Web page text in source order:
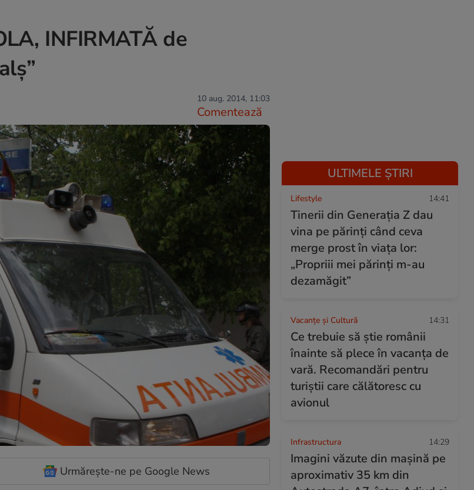
INFIRMATĂ de
10 aug. 2014, 11:03
Comentează
Urmărește-ne pe Google News
ULTIMELE ȘTIRI
Lifestyle 14:41
Tinerii din Generația Z dau
vina pe părinți când ceva
merge prost în viața lor:
„Propriii mei părinți m-au
dezamăgit”
Vacanțe și Cultură 14:31
Ce trebuie să știe românii
înainte să plece în vacanța de
vară. Recomandări pentru
turiștii care călătoresc cu
avionul
Infrastructura 14:29
Imagini văzute din mașină pe
aproximativ 35 km din